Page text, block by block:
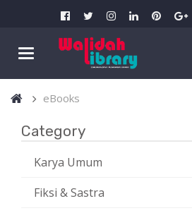
eBooks
Category
Karya Umum
Fiksi & Sastra